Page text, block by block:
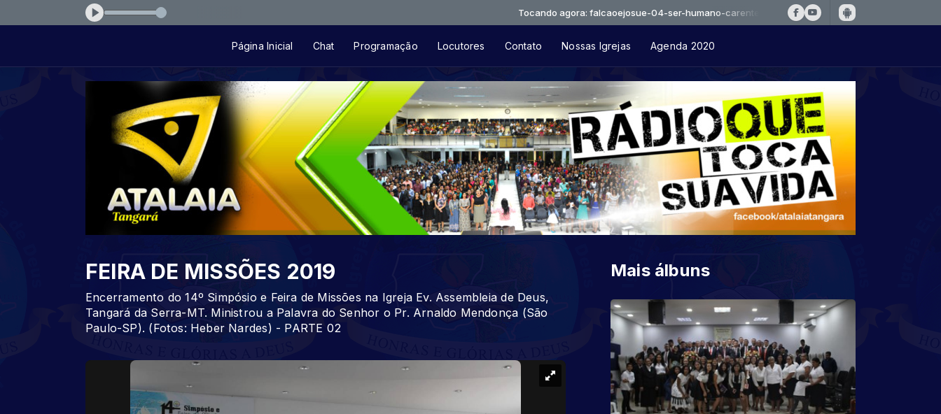
04-ser-humano-carente Tocando agora: falcaoejosue-04-ser-humano-carente
Página Inicial Chat Programação Locutores Contato Nossas Igrejas Agenda 2020
FEIRA DE MISSÕES 2019
Encerramento do 14º Simpósio e Feira de Missões na Igreja Ev. Assembleia de Deus,
Tangará da Serra-MT. Ministrou a Palavra do Senhor o Pr. Arnaldo Mendonça (São
Paulo-SP). (Fotos: Heber Nardes) - PARTE 02
Mais álbuns